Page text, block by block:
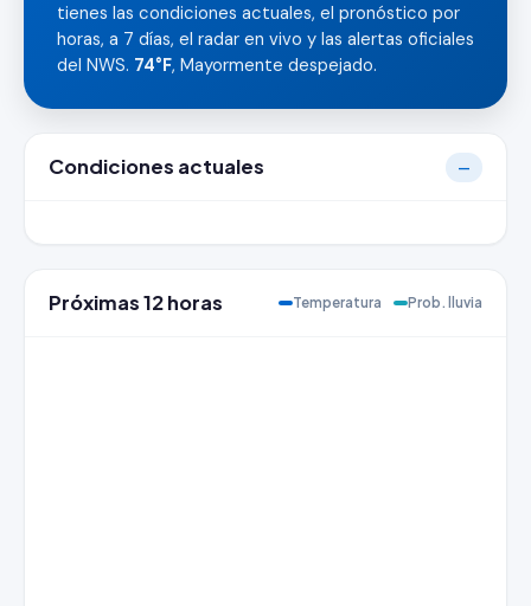
tienes las condiciones actuales, el pronóstico por
horas, a 7 días, el radar en vivo y las alertas oficiales
del NWS. 74°F, Mayormente despejado.
Condiciones actuales —
Próximas 12 horas Temperatura Prob. lluvia